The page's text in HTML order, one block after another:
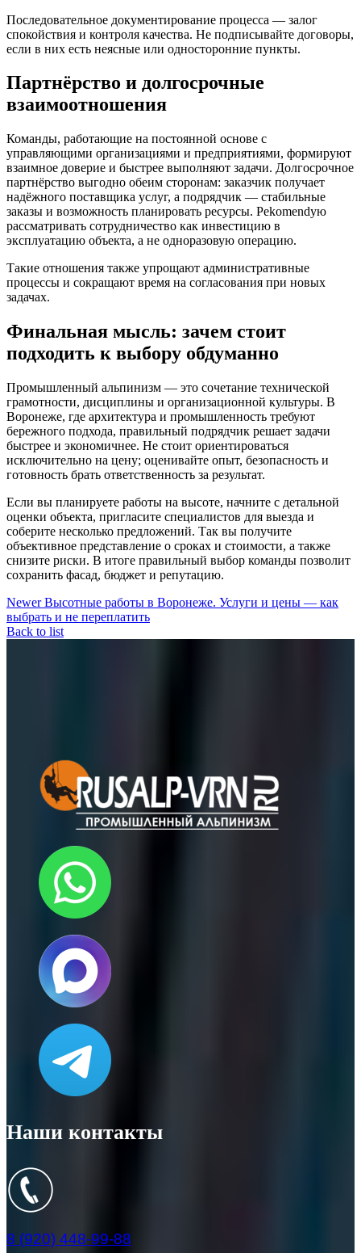
Последовательное документирование процесса — залог
спокойствия и контроля качества. Не подписывайте договоры,
если в них есть неясные или односторонние пункты.
Партнёрство и долгосрочные
взаимоотношения
Команды, работающие на постоянной основе с
управляющими организациями и предприятиями, формируют
взаимное доверие и быстрее выполняют задачи. Долгосрочное
партнёрство выгодно обеим сторонам: заказчик получает
надёжного поставщика услуг, а подрядчик — стабильные
заказы и возможность планировать ресурсы. Рekomendую
рассматривать сотрудничество как инвестицию в
эксплуатацию объекта, а не одноразовую операцию.
Такие отношения также упрощают административные
процессы и сокращают время на согласования при новых
задачах.
Финальная мысль: зачем стоит
подходить к выбору обдуманно
Промышленный альпинизм — это сочетание технической
грамотности, дисциплины и организационной культуры. В
Воронеже, где архитектура и промышленность требуют
бережного подхода, правильный подрядчик решает задачи
быстрее и экономичнее. Не стоит ориентироваться
исключительно на цену; оценивайте опыт, безопасность и
готовность брать ответственность за результат.
Если вы планируете работы на высоте, начните с детальной
оценки объекта, пригласите специалистов для выезда и
соберите несколько предложений. Так вы получите
объективное представление о сроках и стоимости, а также
снизите риски. В итоге правильный выбор команды позволит
сохранить фасад, бюджет и репутацию.
Newer Высотные работы в Воронеже. Услуги и цены — как
выбрать и не переплатить
Back to list
Наши контакты
8 (920) 448-99-88